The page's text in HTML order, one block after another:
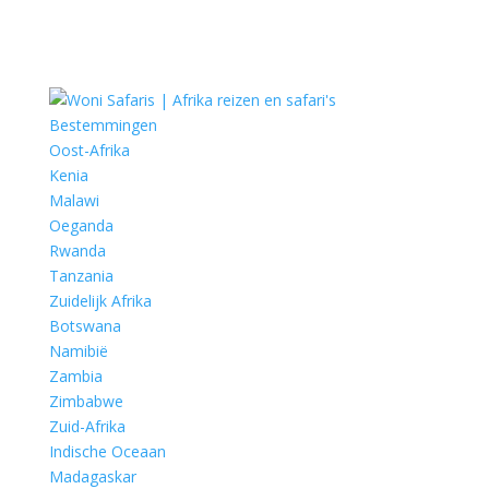
Bestemmingen
Oost-Afrika
Kenia
Malawi
Oeganda
Rwanda
Tanzania
Zuidelijk Afrika
Botswana
Namibië
Zambia
Zimbabwe
Zuid-Afrika
Indische Oceaan
Madagaskar